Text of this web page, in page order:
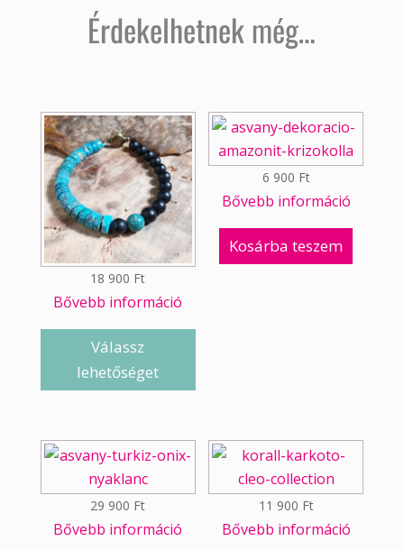
Érdekelhetnek még…
18 900 Ft
Bővebb információ
Válassz
lehetőséget
6 900 Ft
Bővebb információ
Kosárba teszem
29 900 Ft
Bővebb információ
11 900 Ft
Bővebb információ